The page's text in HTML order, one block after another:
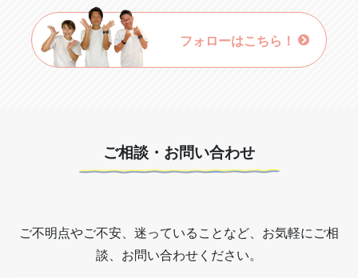
フォローはこちら！
ご相談・お問い合わせ
ご不明点やご不安、迷っていることなど、お気軽にご相
談、お問い合わせください。